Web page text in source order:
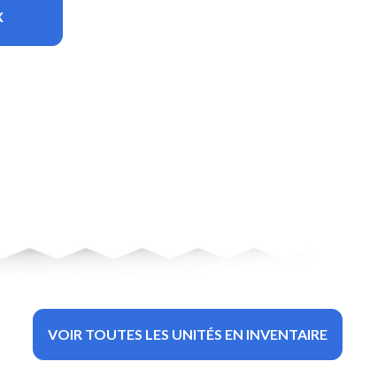
VOIR TOUTES LES UNITÉS EN INVENTAIRE